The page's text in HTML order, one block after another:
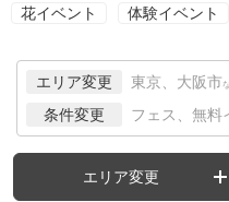
花イベント 体験イベント
エリア変更 東京、大阪市
条件変更 フェス、無料
エリア変更